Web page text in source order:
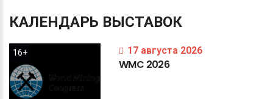
КАЛЕНДАРЬ ВЫСТАВОК
16+ 17 августа 2026
WMC 2026